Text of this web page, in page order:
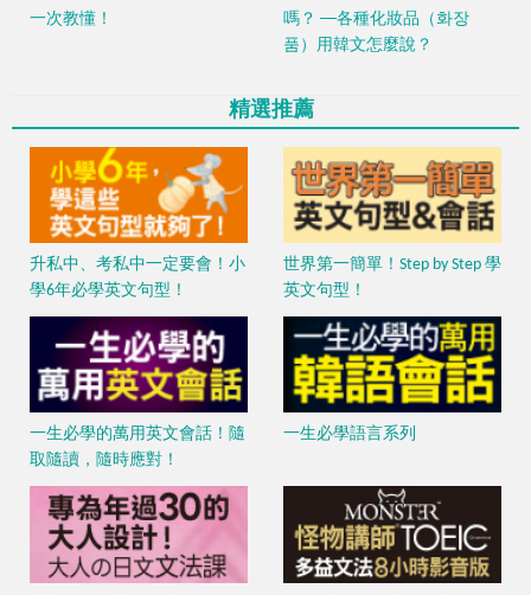
一次教懂！
嗎？ ──各種化妝品（화장
품）用韓文怎麼說？
精選推薦
升私中、考私中一定要會！小
學6年必學英文句型！
世界第一簡單！Step by Step 學
英文句型！
一生必學的萬用英文會話！隨
取隨讀，隨時應對！
一生必學語言系列